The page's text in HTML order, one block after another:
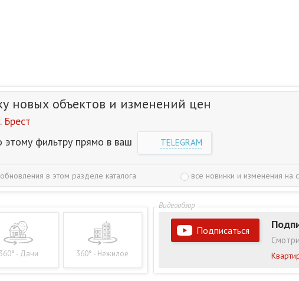
новых объектов и изменений цен
фильтру прямо в ваш
TELEGRAM
обновления в этом разделе каталога все новинки и изменения на
360° - Дачи 360° - Нежилое
Подписаться